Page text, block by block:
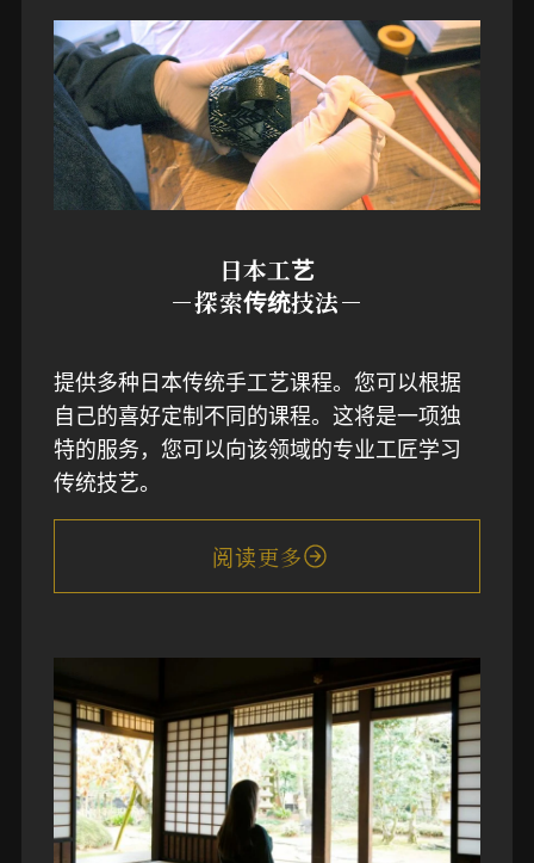
日本工艺
－探索传统技法－
提供多种日本传统手工艺课程。您可以根据
自己的喜好定制不同的课程。这将是一项独
特的服务，您可以向该领域的专业工匠学习
传统技艺。
阅读更多